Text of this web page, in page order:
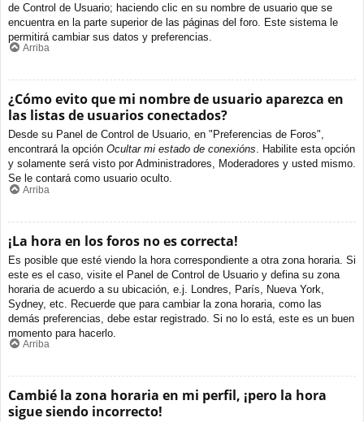
de Control de Usuario; haciendo clic en su nombre de usuario que se
encuentra en la parte superior de las páginas del foro. Este sistema le
permitirá cambiar sus datos y preferencias.
Arriba
¿Cómo evito que mi nombre de usuario aparezca en
las listas de usuarios conectados?
Desde su Panel de Control de Usuario, en "Preferencias de Foros",
encontrará la opción Ocultar mi estado de conexións. Habilite esta opción
y solamente será visto por Administradores, Moderadores y usted mismo.
Se le contará como usuario oculto.
Arriba
¡La hora en los foros no es correcta!
Es posible que esté viendo la hora correspondiente a otra zona horaria. Si
este es el caso, visite el Panel de Control de Usuario y defina su zona
horaria de acuerdo a su ubicación, e.j. Londres, París, Nueva York,
Sydney, etc. Recuerde que para cambiar la zona horaria, como las
demás preferencias, debe estar registrado. Si no lo está, este es un buen
momento para hacerlo.
Arriba
Cambié la zona horaria en mi perfil, ¡pero la hora
sigue siendo incorrecto!